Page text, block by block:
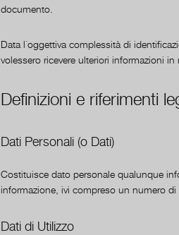
documento.
Data l´oggettiva complessità di
volessero ricevere ulteriori informazioni
Definizioni e riferimenti
Dati Personali (o Dati)
Costituisce dato personale qualunque
informazione, ivi compreso un numero
Dati di Utilizzo